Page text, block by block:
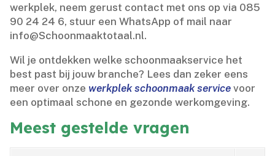
werkplek, neem gerust contact met ons op via 085
90 24 24 6, stuur een WhatsApp of mail naar
info@Schoonmaaktotaal.​nl.​
Wil je ontdekken welke schoonmaakservice het
best past bij jouw branche? Lees dan zeker eens
meer over onze werkplek schoonmaak service voor
een optimaal schone en gezonde werkomgeving.​
Meest gestelde vragen